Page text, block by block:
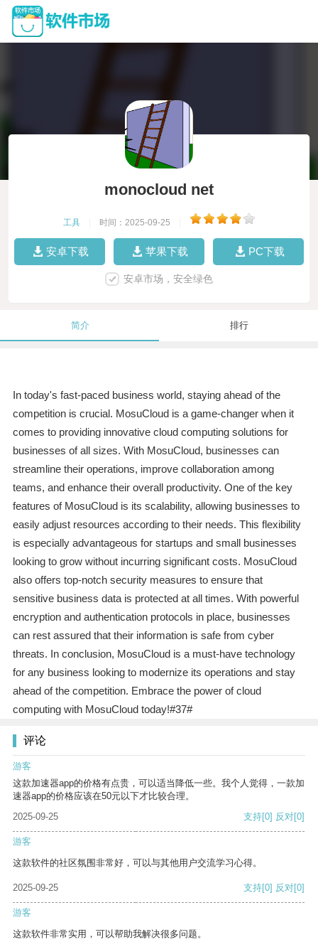
monocloud net
工具 时间：2025-09-25
安卓下载 苹果下载 PC下载
安卓市场，安全绿色
简介 排行
In today's fast-paced business world, staying ahead of the
competition is crucial. MosuCloud is a game-changer when it
comes to providing innovative cloud computing solutions for
businesses of all sizes. With MosuCloud, businesses can
streamline their operations, improve collaboration among
teams, and enhance their overall productivity. One of the key
features of MosuCloud is its scalability, allowing businesses to
easily adjust resources according to their needs. This flexibility
is especially advantageous for startups and small businesses
looking to grow without incurring significant costs. MosuCloud
also offers top-notch security measures to ensure that
sensitive business data is protected at all times. With powerful
encryption and authentication protocols in place, businesses
can rest assured that their information is safe from cyber
threats. In conclusion, MosuCloud is a must-have technology
for any business looking to modernize its operations and stay
ahead of the competition. Embrace the power of cloud
computing with MosuCloud today!#37#
评论
游客
这款加速器app的价格有点贵，可以适当降低一些。我个人觉得，一款加
速器app的价格应该在50元以下才比较合理。
2025-09-25
支持[0] 反对[0]
游客
这款软件的社区氛围非常好，可以与其他用户交流学习心得。
2025-09-25 支持[0] 反对[0]
游客
这款软件非常实用，可以帮助我解决很多问题。